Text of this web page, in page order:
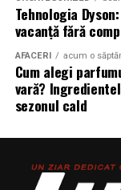
Tehnologia
vacanță fără
AFACERI acum o
Cum alegi
vară?
sezonul cald